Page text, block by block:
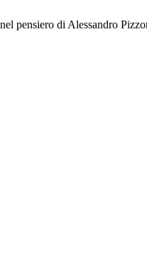
pensiero di Alessandro